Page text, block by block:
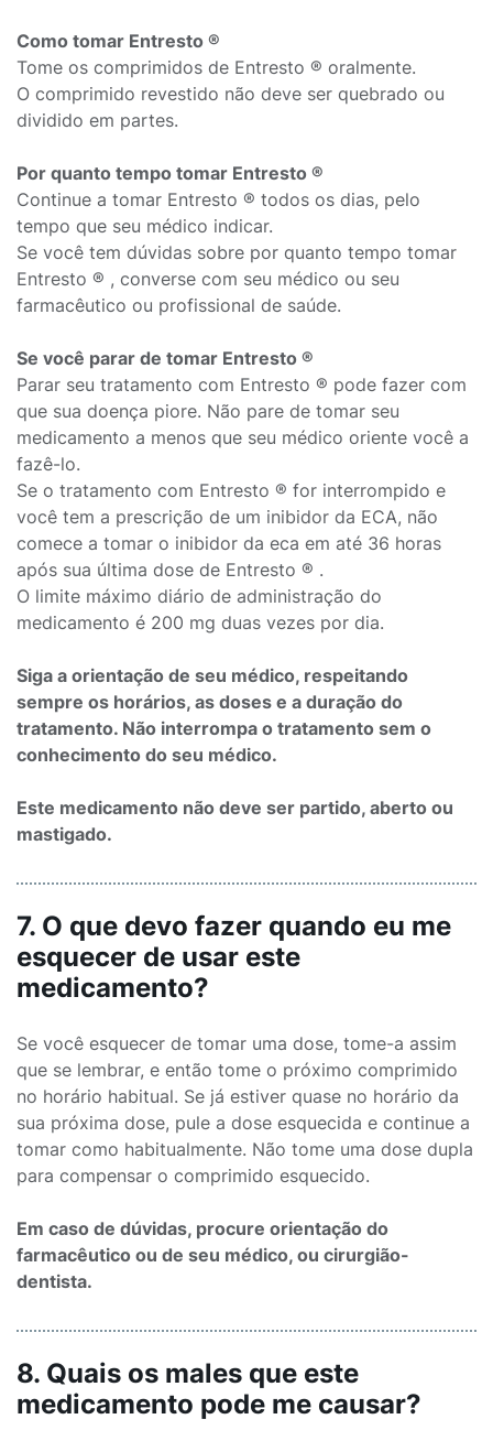
Como tomar Entresto ®
Tome os comprimidos de Entresto ® oralmente.
O comprimido revestido não deve ser quebrado ou
dividido em partes.
Por quanto tempo tomar Entresto ®
Continue a tomar Entresto ® todos os dias, pelo
tempo que seu médico indicar.
Se você tem dúvidas sobre por quanto tempo tomar
Entresto ® , converse com seu médico ou seu
farmacêutico ou profissional de saúde.
Se você parar de tomar Entresto ®
Parar seu tratamento com Entresto ® pode fazer com
que sua doença piore. Não pare de tomar seu
medicamento a menos que seu médico oriente você a
fazê-lo.
Se o tratamento com Entresto ® for interrompido e
você tem a prescrição de um inibidor da ECA, não
comece a tomar o inibidor da eca em até 36 horas
após sua última dose de Entresto ® .
O limite máximo diário de administração do
medicamento é 200 mg duas vezes por dia.
Siga a orientação de seu médico, respeitando
sempre os horários, as doses e a duração do
tratamento. Não interrompa o tratamento sem o
conhecimento do seu médico.
Este medicamento não deve ser partido, aberto ou
mastigado.
7. O que devo fazer quando eu me
esquecer de usar este
medicamento?
Se você esquecer de tomar uma dose, tome-a assim
que se lembrar, e então tome o próximo comprimido
no horário habitual. Se já estiver quase no horário da
sua próxima dose, pule a dose esquecida e continue a
tomar como habitualmente. Não tome uma dose dupla
para compensar o comprimido esquecido.
Em caso de dúvidas, procure orientação do
farmacêutico ou de seu médico, ou cirurgião-
dentista.
8. Quais os males que este
medicamento pode me causar?